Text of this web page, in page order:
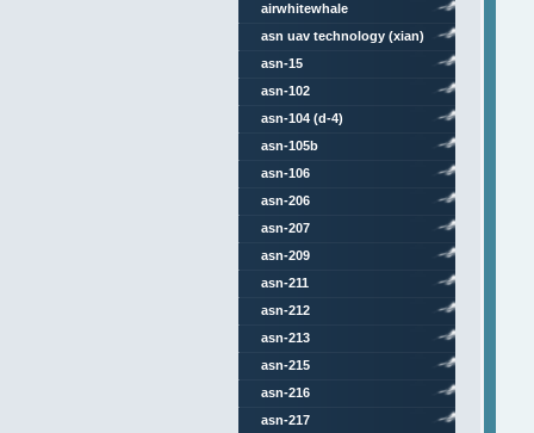
airwhitewhale
asn uav technology (xian)
asn-15
asn-102
asn-104 (d-4)
asn-105b
asn-106
asn-206
asn-207
asn-209
asn-211
asn-212
asn-213
asn-215
asn-216
asn-217